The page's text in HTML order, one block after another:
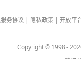
服务协议 | 隐私政策 | 开放平
Copyright © 1998 -